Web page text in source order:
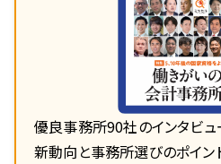
優良事務所90社のインタビ
新動向と事務所選びのポイン